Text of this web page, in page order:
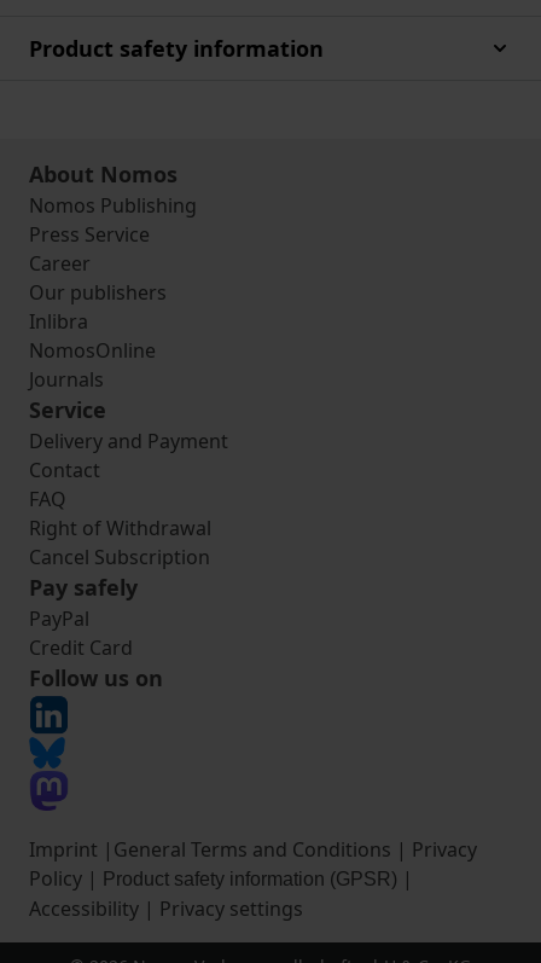
Product safety information
About Nomos
Nomos Publishing
Press Service
Career
Our publishers
Inlibra
NomosOnline
Journals
Service
Delivery and Payment
Contact
FAQ
Right of Withdrawal
Cancel Subscription
Pay safely
PayPal
Credit Card
Follow us on
Imprint | General Terms and Conditions | Privacy
Policy | Product safety information (GPSR) |
Accessibility | Privacy settings